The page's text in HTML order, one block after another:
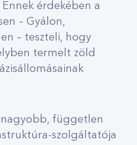
érdekében a
– Gyálon,
– teszteli, hogy
termelt zöld
független
szolgáltatója